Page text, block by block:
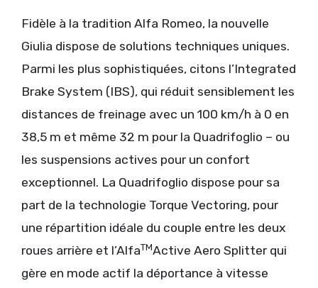
Fidèle à la tradition Alfa Romeo, la nouvelle
Giulia dispose de solutions techniques uniques.
Parmi les plus sophistiquées, citons l’Integrated
Brake System (IBS), qui réduit sensiblement les
distances de freinage avec un 100 km/h à 0 en
38,5 m et même 32 m pour la Quadrifoglio – ou
les suspensions actives pour un confort
exceptionnel. La Quadrifoglio dispose pour sa
part de la technologie Torque Vectoring, pour
une répartition idéale du couple entre les deux
roues arrière et l’AlfaTMActive Aero Splitter qui
gère en mode actif la déportance à vitesse